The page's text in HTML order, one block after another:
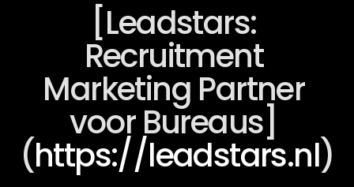
[Leadstars:
Recruitment
Marketing Partner
voor Bureaus]
(https://leadstars.nl)